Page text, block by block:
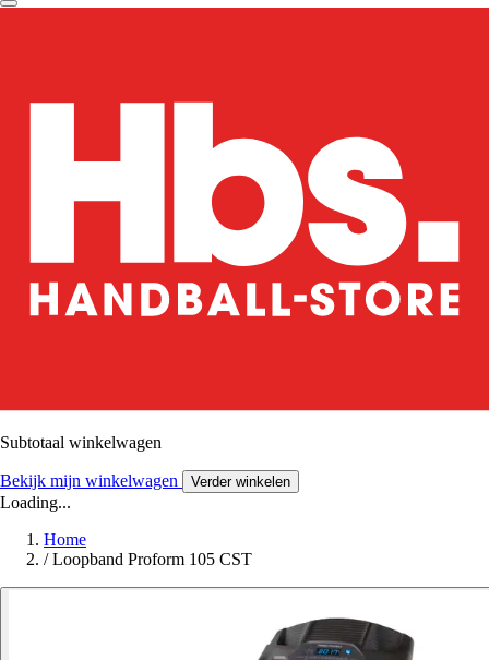
Subtotaal winkelwagen
Bekijk mijn winkelwagen Verder winkelen
Loading...
Home
/ Loopband Proform 105 CST